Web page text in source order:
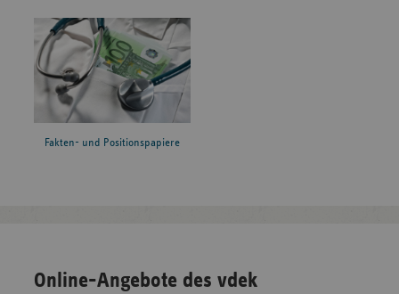
Fakten- und Positionspapiere
Online-Angebote des vdek